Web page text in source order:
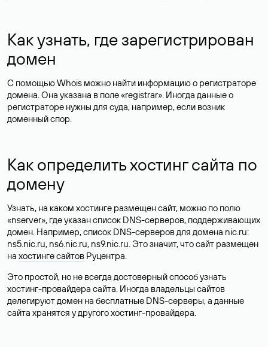
Как узнать, где зарегистрирован
домен
С помощью Whois можно найти информацию о регистраторе
домена. Она указана в поле «registrar». Иногда данные о
регистраторе нужны для суда, например, если возник
доменный спор.
Как определить хостинг сайта по
домену
Узнать, на каком хостинге размещен сайт, можно по полю
«nserver», где указан список DNS-серверов, поддерживающих
домен. Например, список DNS-серверов для домена nic.ru:
ns5.nic.ru, ns6.nic.ru, ns9.nic.ru. Это значит, что сайт размещен
на хостинге сайтов Руцентра.
Это простой, но не всегда достоверный способ узнать
хостинг-провайдера сайта. Иногда владельцы сайтов
делегируют домен на бесплатные DNS-серверы, а данные
сайта хранятся у другого хостинг-провайдера.